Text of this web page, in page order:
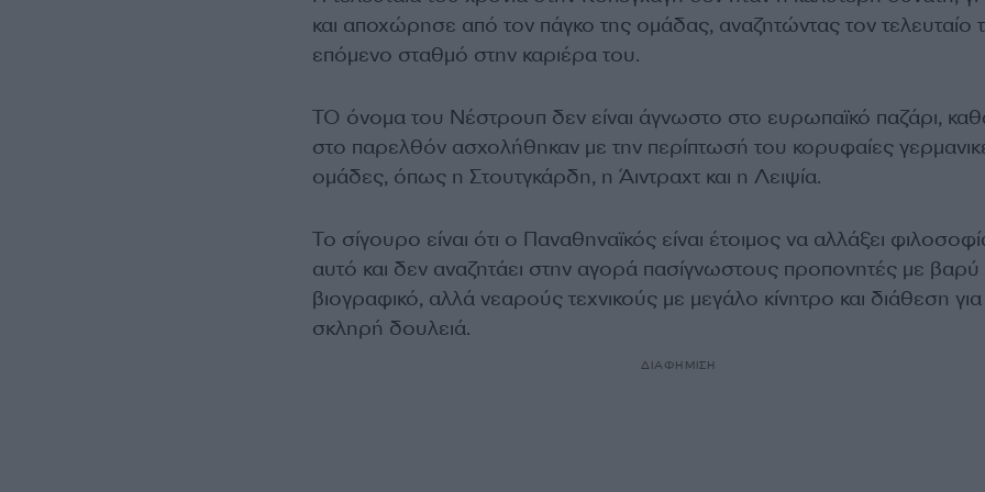
και αποχώρησε από τον πάγκο της ομάδας, αναζητώντας τον τελευταίο
επόμενο σταθμό στην καριέρα του.
ΤΟ όνομα του Νέστρουπ δεν είναι άγνωστο στο ευρωπαϊκό παζάρι,
στο παρελθόν ασχολήθηκαν με την περίπτωσή του κορυφαίες
ομάδες, όπως η Στουτγκάρδη, η Άιντραχτ και η Λειψία.
Το σίγουρο είναι ότι ο Παναθηναϊκός είναι έτοιμος να αλλάξει
αυτό και δεν αναζητάει στην αγορά πασίγνωστους προπονητές με βαρύ
βιογραφικό, αλλά νεαρούς τεχνικούς με μεγάλο κίνητρο και διάθεση για
σκληρή δουλειά.
ΔΙΑΦΗΜΙΣΗ